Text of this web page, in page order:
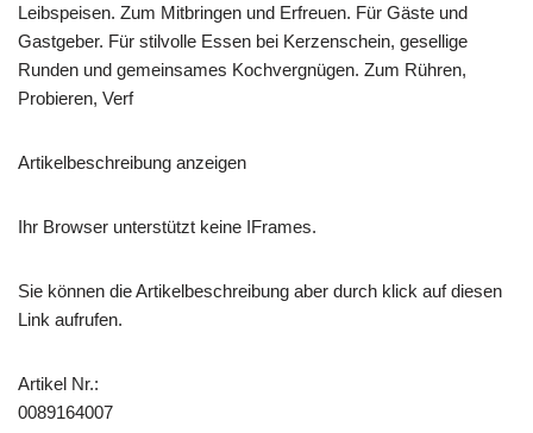
Leibspeisen. Zum Mitbringen und Erfreuen. Für Gäste und
Gastgeber. Für stilvolle Essen bei Kerzenschein, gesellige
Runden und gemeinsames Kochvergnügen. Zum Rühren,
Probieren, Verf
Artikelbeschreibung anzeigen
Ihr Browser unterstützt keine IFrames.
Sie können die Artikelbeschreibung aber durch klick auf diesen
Link aufrufen.
Artikel Nr.:
0089164007